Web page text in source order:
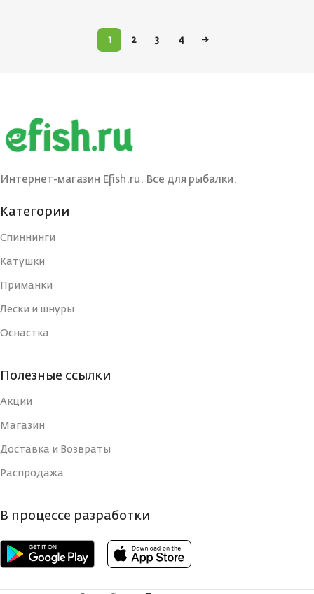
1 2 3 4 →
Интернет-магазин Efish.ru. Все для рыбалки.
Категории
Спиннинги
Катушки
Приманки
Лески и шнуры
Оснастка
Полезные ссылки
Акции
Магазин
Доставка и Возвраты
Распродажа
В процессе разработки